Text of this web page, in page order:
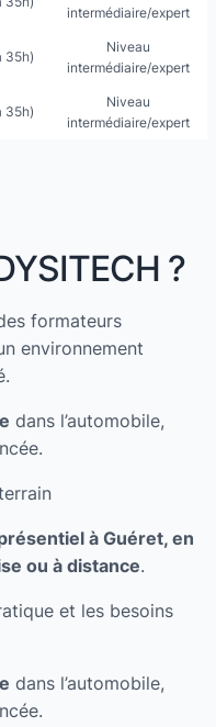
intermédiaire/expert
35h)
Niveau
intermédiaire/expert
35h)
Niveau
intermédiaire/expert
?
formateurs
environnement
dans l’automobile,
à Guéret, en
ou à distance.
et les besoins
dans l’automobile,